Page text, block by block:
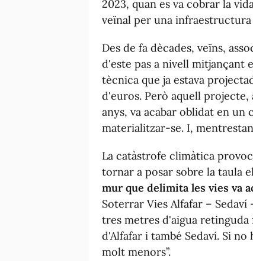
2023, quan es va cobrar la
veïnal per una
Des de fa dècades, veïns,
d'este pas a nivell mitjançant
tècnica que ja estava
d'euros. Però aquell
anys, va acabar oblidat en un
materialitzar-se. I,
La catàstrofe climàtica
tornar a posar sobre la taula
mur que delimita les vies va
Soterrar Vies Alfafar – Sedaví
tres metres d'aigua retinguda
d'Alfafar i també Sedaví. Si
molt menors”.